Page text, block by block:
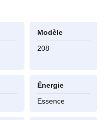
Énergie
Essence
Modèle
208